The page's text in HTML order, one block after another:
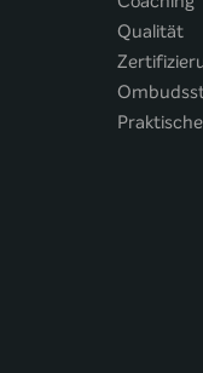
Qualität